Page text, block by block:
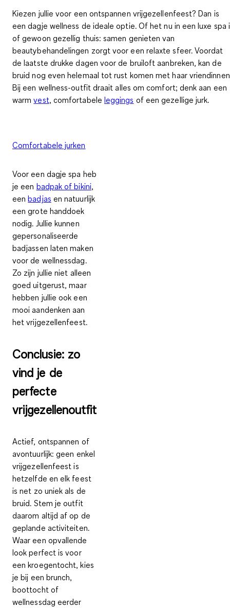
Kiezen jullie voor een ontspannen vrijgezellenfeest? Dan is
een dagje wellness de ideale optie. Of het nu in een luxe spa
of gewoon gezellig thuis: samen genieten van
beautybehandelingen zorgt voor een relaxte sfeer. Voordat
de laatste drukke dagen voor de bruiloft aanbreken, kan de
bruid nog even helemaal tot rust komen met haar
Bij een wellness-outfit draait alles om comfort; denk aan een
warmvest, comfortabele leggings of een gezellige jurk.
Comfortabele jurken
Voor een dagje spa heb
je een badpak of bikini,
eenbadjas en natuurlijk
een grote handdoek
nodig. Jullie kunnen
gepersonaliseerde
badjassen laten maken
voor de wellnessdag.
Zo zijn jullie niet alleen
goed uitgerust, maar
hebben jullie ook een
mooi aandenken aan
het vrijgezellenfeest.
Conclusie: zo
vind je de
perfecte
vrijgezellenoutfit
Actief, ontspannen of
avontuurlijk: geen enkel
vrijgezellenfeest is
hetzelfde en elk feest
is net zo uniek als de
bruid. Stem je outfit
daarom altijd af op de
geplande activiteiten.
Waar een opvallende
look perfect is voor
een kroegentocht, kies
je bij een brunch,
boottocht of
wellnessdag eerder